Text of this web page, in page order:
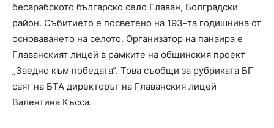
бесарабското българско село Главан, Болградски
район. Събитието е посветено на 193-та годишнина от
основаването на селото. Организатор на панаира е
Главанският лицей в рамките на общинския проект
„Заедно към победата“. Това съобщи за рубриката БГ
свят на БТА директорът на Главанския лицей
Валентина Късса.